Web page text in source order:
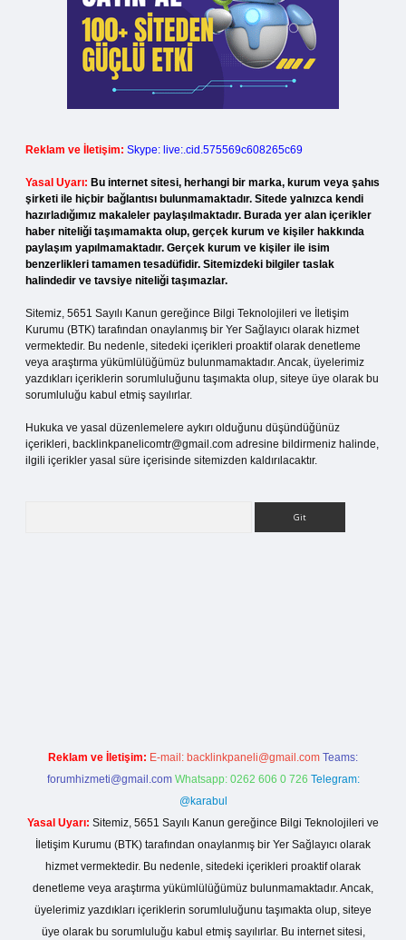
Reklam ve İletişim: Skype: live:.cid.575569c608265c69
Yasal Uyarı: Bu internet sitesi, herhangi bir marka, kurum veya şahıs
şirketi ile hiçbir bağlantısı bulunmamaktadır. Sitede yalnızca kendi
hazırladığımız makaleler paylaşılmaktadır. Burada yer alan içerikler
haber niteliği taşımamakta olup, gerçek kurum ve kişiler hakkında
paylaşım yapılmamaktadır. Gerçek kurum ve kişiler ile isim
benzerlikleri tamamen tesadüfidir. Sitemizdeki bilgiler taslak
halindedir ve tavsiye niteliği taşımazlar.
Sitemiz, 5651 Sayılı Kanun gereğince Bilgi Teknolojileri ve İletişim
Kurumu (BTK) tarafından onaylanmış bir Yer Sağlayıcı olarak hizmet
vermektedir. Bu nedenle, sitedeki içerikleri proaktif olarak denetleme
veya araştırma yükümlülüğümüz bulunmamaktadır. Ancak, üyelerimiz
yazdıkları içeriklerin sorumluluğunu taşımakta olup, siteye üye olarak bu
sorumluluğu kabul etmiş sayılırlar.
Hukuka ve yasal düzenlemelere aykırı olduğunu düşündüğünüz
içerikleri, backlinkpanelicomtr@gmail.com adresine bildirmeniz halinde,
ilgili içerikler yasal süre içerisinde sitemizden kaldırılacaktır.
Reklam ve İletişim: E-mail: backlinkpaneli@gmail.com Teams:
forumhizmeti@gmail.com Whatsapp: 0262 606 0 726 Telegram:
@karabul
Yasal Uyarı: Sitemiz, 5651 Sayılı Kanun gereğince Bilgi Teknolojileri ve
İletişim Kurumu (BTK) tarafından onaylanmış bir Yer Sağlayıcı olarak
hizmet vermektedir. Bu nedenle, sitedeki içerikleri proaktif olarak
denetleme veya araştırma yükümlülüğümüz bulunmamaktadır. Ancak,
üyelerimiz yazdıkları içeriklerin sorumluluğunu taşımakta olup, siteye
üye olarak bu sorumluluğu kabul etmiş sayılırlar. Bu internet sitesi,